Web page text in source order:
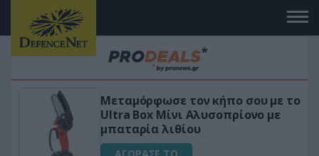
κήπο σου με το
με
«Μαγική» φόρμουλα
για αύξηση της